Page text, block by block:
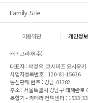
Family Site
이용약관 개인정
캐논코리아(주)
대표자 : 박정우, 코시미즈 요시유키
사업자등록번호 : 120-81-15636
통신판매 번호 : 강남-01282
주소 : 서울특별시 강남구 테헤란로
복합기 • 카메라 컨택센터 : 1533-